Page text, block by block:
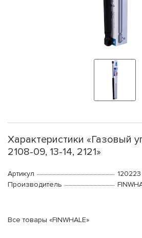
Характеристики «Газовый
2108-09, 13-14, 2121»
Артикул
120223
Производитель
Все товары «FINWHALE»